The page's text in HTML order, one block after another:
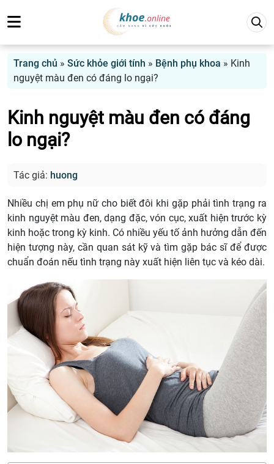
Trang chủ » Sức khỏe giới tính » Bệnh phụ khoa » Kinh
nguyệt màu đen có đáng lo ngại?
Kinh nguyệt màu đen có đáng
lo ngại?
Tác giả: huong
Nhiều chị em phụ nữ cho biết đôi khi gặp phải tình trạng ra
kinh nguyệt màu đen, dạng đặc, vón cục, xuất hiện trước kỳ
kinh hoặc trong kỳ kinh. Có nhiều yếu tố ảnh hưởng dẫn đến
hiện tượng này, cần quan sát kỹ và tìm gặp bác sĩ để được
chuẩn đoán nếu tình trạng này xuất hiện liên tục và kéo dài.